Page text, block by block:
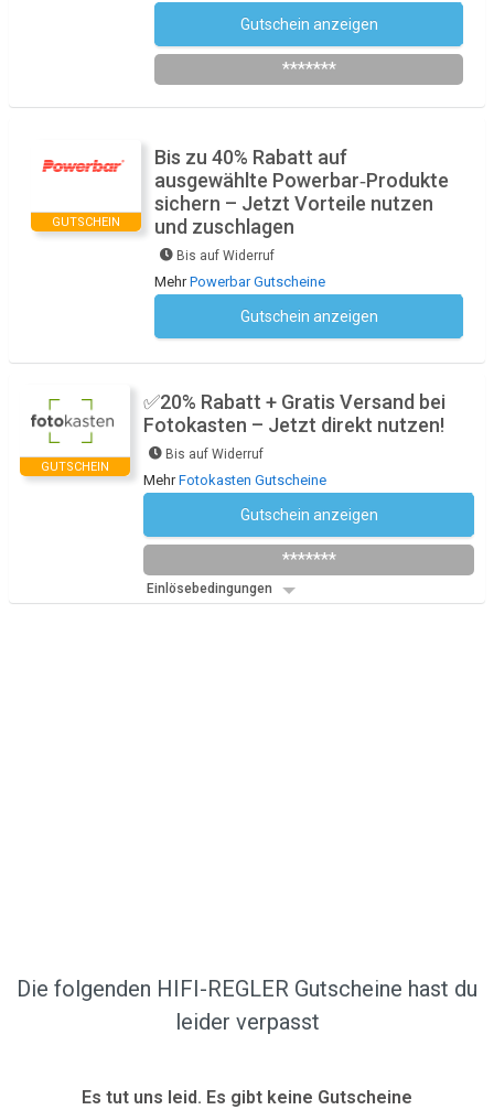
Gutschein anzeigen
*******
GUTSCHEIN
Bis zu 40% Rabatt auf
ausgewählte Powerbar‑Produkte
sichern – Jetzt Vorteile nutzen
und zuschlagen
Bis auf Widerruf
MehrPowerbar Gutscheine
Gutschein anzeigen
GUTSCHEIN
✅20% Rabatt + Gratis Versand bei
Fotokasten – Jetzt direkt nutzen!
Bis auf Widerruf
MehrFotokasten Gutscheine
Gutschein anzeigen
*******
Einlösebedingungen
Die folgenden HIFI-REGLER Gutscheine hast du
leider verpasst
Es tut uns leid. Es gibt keine Gutscheine